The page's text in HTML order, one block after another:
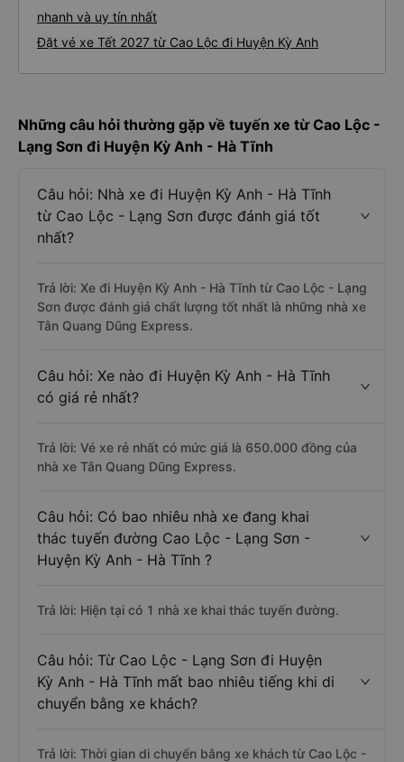
nhanh và uy tín nhất
Đặt vé xe Tết 2027 từ Cao Lộc đi Huyện Kỳ Anh
Những câu hỏi thường gặp về tuyến xe từ Cao Lộc -
Lạng Sơn đi Huyện Kỳ Anh - Hà Tĩnh
Câu hỏi: Nhà xe đi Huyện Kỳ Anh - Hà Tĩnh
từ Cao Lộc - Lạng Sơn được đánh giá tốt
nhất?
Trả lời: Xe đi Huyện Kỳ Anh - Hà Tĩnh từ Cao Lộc - Lạng
Sơn được đánh giá chất lượng tốt nhất là những nhà xe
Tân Quang Dũng Express.
Câu hỏi: Xe nào đi Huyện Kỳ Anh - Hà Tĩnh
có giá rẻ nhất?
Trả lời: Vé xe rẻ nhất có mức giá là 650.000 đồng của
nhà xe Tân Quang Dũng Express.
Câu hỏi: Có bao nhiêu nhà xe đang khai
thác tuyến đường Cao Lộc - Lạng Sơn -
Huyện Kỳ Anh - Hà Tĩnh ?
Trả lời: Hiện tại có 1 nhà xe khai thác tuyến đường.
Câu hỏi: Từ Cao Lộc - Lạng Sơn đi Huyện
Kỳ Anh - Hà Tĩnh mất bao nhiêu tiếng khi di
chuyển bằng xe khách?
Trả lời: Thời gian di chuyển bằng xe khách từ Cao Lộc -